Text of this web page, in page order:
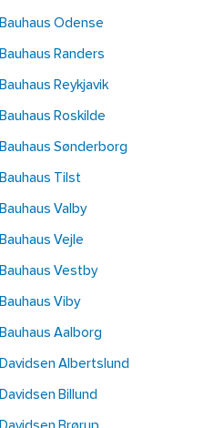
Bauhaus Odense
Bauhaus Randers
Bauhaus Reykjavik
Bauhaus Roskilde
Bauhaus Sønderborg
Bauhaus Tilst
Bauhaus Valby
Bauhaus Vejle
Bauhaus Vestby
Bauhaus Viby
Bauhaus Aalborg
Davidsen Albertslund
Davidsen Billund